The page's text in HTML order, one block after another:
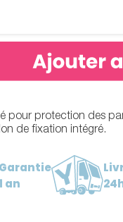
pour protection des
de fixation intégré.
an